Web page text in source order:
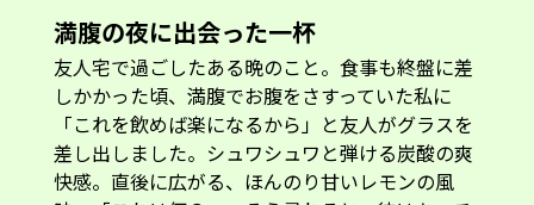
満腹の夜に出会った一杯
友人宅で過ごしたある晩のこと。食事も終盤に差
しかかった頃、満腹でお腹をさすっていた私に
「これを飲めば楽になるから」と友人がグラスを
差し出しました。シュワシュワと弾ける炭酸の爽
快感。直後に広がる、ほんのり甘いレモンの風